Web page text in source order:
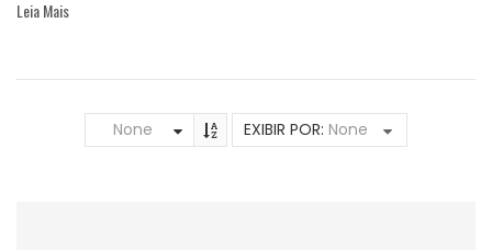
Leia Mais
None EXIBIR POR: None